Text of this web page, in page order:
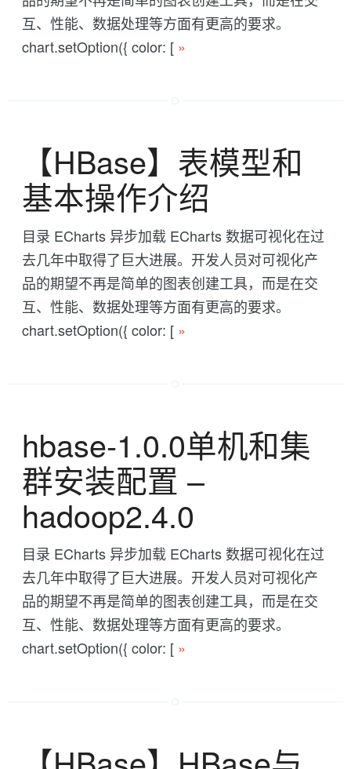
互、性能、数据处理等方面有更高的要求。
chart.setOption({ color: [ »
【HBase】表模型和
基本操作介绍
目录 ECharts 异步加载 ECharts 数据可视化在过
去几年中取得了巨大进展。开发人员对可视化产
品的期望不再是简单的图表创建工具，而是在交
互、性能、数据处理等方面有更高的要求。
chart.setOption({ color: [ »
hbase-1.0.0单机和集
群安装配置 --
hadoop2.4.0
目录 ECharts 异步加载 ECharts 数据可视化在过
去几年中取得了巨大进展。开发人员对可视化产
品的期望不再是简单的图表创建工具，而是在交
互、性能、数据处理等方面有更高的要求。
chart.setOption({ color: [ »